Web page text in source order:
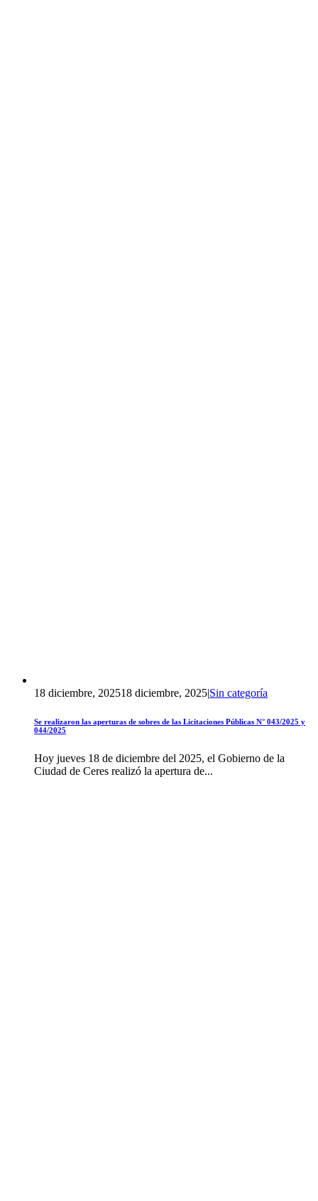
18 diciembre, 202518 diciembre, 2025|Sin categoría
Se realizaron las aperturas de sobres de las Licitaciones Públicas N° 043/2025 y
044/2025
Hoy jueves 18 de diciembre del 2025, el Gobierno de la
Ciudad de Ceres realizó la apertura de...